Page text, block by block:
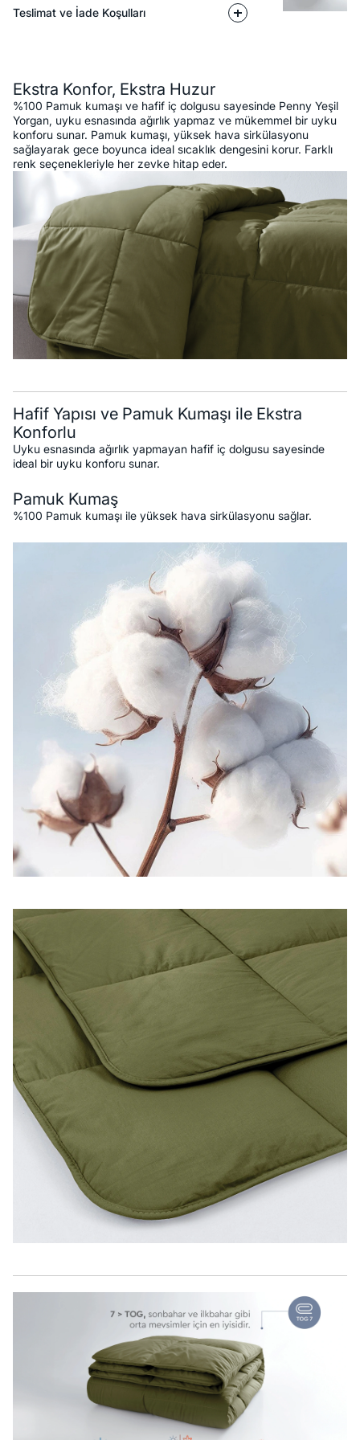
Teslimat ve İade Koşulları
Ekstra Konfor, Ekstra Huzur
%100 Pamuk kumaşı ve hafif iç dolgusu sayesinde Penny Yeşil
Yorgan, uyku esnasında ağırlık yapmaz ve mükemmel bir uyku
konforu sunar. Pamuk kumaşı, yüksek hava sirkülasyonu
sağlayarak gece boyunca ideal sıcaklık dengesini korur. Farklı
renk seçenekleriyle her zevke hitap eder.
Hafif Yapısı ve Pamuk Kumaşı ile Ekstra
Konforlu
Uyku esnasında ağırlık yapmayan hafif iç dolgusu sayesinde
ideal bir uyku konforu sunar.
Pamuk Kumaş
%100 Pamuk kumaşı ile yüksek hava sirkülasyonu sağlar.